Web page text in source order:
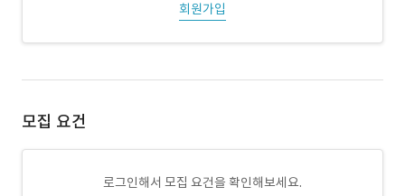
회원가입
모집 요건
로그인해서 모집 요건을 확인해보세요.